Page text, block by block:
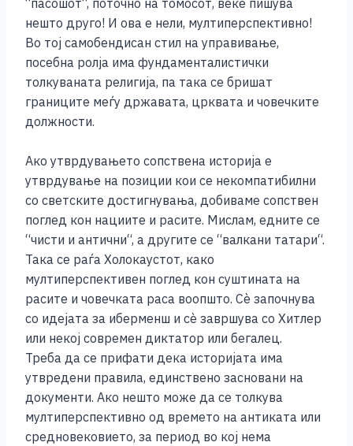
“пасошот“, поточно на томосот, веќе пишува
нешто друго! И ова е нели, мултиперспективно!
Во тој самобендисан стил на управивање,
посебна ролја има фундаменталистички
толкуваната религија, па така се бришат
границите меѓу државата, црквата и човечките
должности.
Ако утврдувањето сопствена историја е
утврдување на позиции кои се некомпатибилни
со светските достигнувања, добиваме сопствен
поглед кон нациите и расите. Мислам, едните се
“чисти и антични“, а другите се “валкани татари“.
Така се раѓа Холокаустот, како
мултиперспективен поглед кон суштината на
расите и човечката раса воопшто. Сѐ започнува
со идејата за иберменш и сѐ завршува со Хитлер
или некој современ диктатор или бегалец.
Треба да се прифати дека историјата има
утвредени правила, единствено засновани на
документи. Ако нешто може да се толкува
мултиперспективно од времето на антиката или
средновековието, за период во кој нема